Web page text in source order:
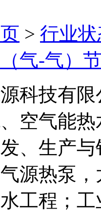
> 行业
气-气）
科技有
空气能
、生产
源热泵
工程；